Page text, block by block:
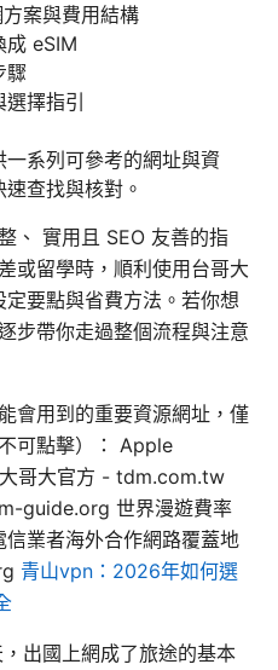
案與費用結構
成 eSIM
驟
擇指引
系列可參考的網址與資
查找與核對。
、 實用且 SEO 友善的指
或留學時，順利使用台哥大
要點與省費方法。若你想
步帶你走過整個流程與注意
會用到的重要資源網址，僅
可點擊）： Apple
哥大官方 - tdm.com.tw
guide.org 世界漫遊費率
業者海外合作網路覆蓋地
青山vpn：2026年如何選
出國上網成了旅途的基本